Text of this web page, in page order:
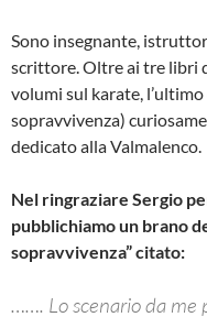
Sono insegnante,
scrittore. Oltre ai tre libri
volumi sul karate,
sopravvivenza)
dedicato alla Valmalenco.
Nel ringraziare Sergio
pubblichiamo un brano
sopravvivenza” citato:
……. Lo scenario da me